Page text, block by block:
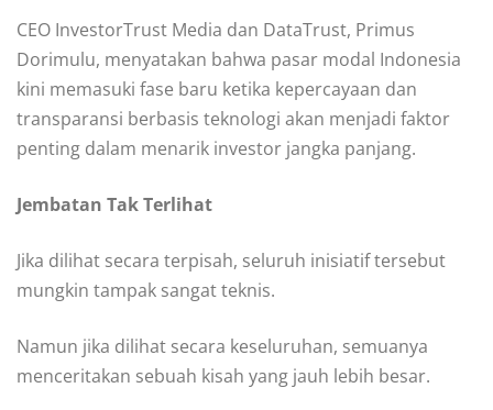
CEO InvestorTrust Media dan DataTrust, Primus
Dorimulu, menyatakan bahwa pasar modal Indonesia
kini memasuki fase baru ketika kepercayaan dan
transparansi berbasis teknologi akan menjadi faktor
penting dalam menarik investor jangka panjang.
Jembatan Tak Terlihat
Jika dilihat secara terpisah, seluruh inisiatif tersebut
mungkin tampak sangat teknis.
Namun jika dilihat secara keseluruhan, semuanya
menceritakan sebuah kisah yang jauh lebih besar.